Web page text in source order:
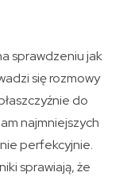
sprawdzeniu jak
się rozmowy
do
najmniejszych
perfekcyjnie.
sprawiają, że